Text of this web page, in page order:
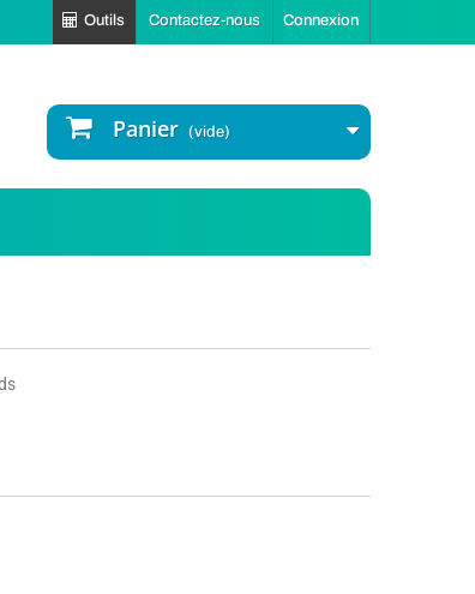
Connexion
Contactez-nous
Outils
Panier (vide)